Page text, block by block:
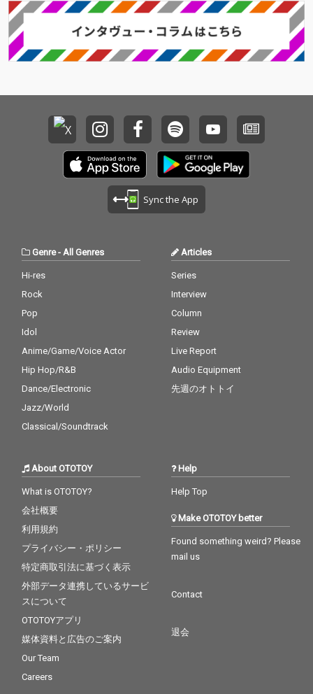
ク。ならではのPOPセ
表現。あいの歌声と歌
詞がPOPさとチャーミ
ンさを増大させるまた
ク。ならではのPOPセ
表現。あいの歌声と歌
詞がPOPさとチャーミ
ンさを増大させるまた
Sync the App
Genre- All Genres
Hi-res
Rock
Pop
Idol
Anime/Game/Voice Actor
Hip Hop/R&B
Dance/Electronic
Jazz/World
Classical/Soundtrack
Articles
Series
Interview
Column
Review
Live Report
Audio Equipment
先週のオトトイ
About OTOTOY
What is OTOTOY?
会社概要
利用規約
プライバシー・ポリシー
特定商取引法に基づく表示
外部データ連携しているサービ
スについて
OTOTOYアプリ
媒体資料と広告のご案内
Our Team
Careers
Help
Help Top
Make OTOTOY better
Found something weird? Please
mail us
Contact
退会